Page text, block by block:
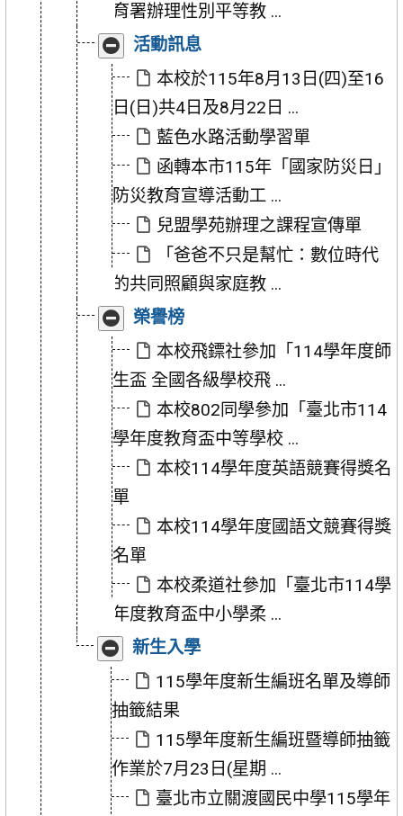
育署辦理性別平等教 ...
收
合
「活
動
訊
息」
展
開
「活
動
訊
息」
活動訊息
本校於115年8月13日(四)至16
日(日)共4日及8月22日 ...
藍色水路活動學習單
函轉本市115年「國家防災日」
防災教育宣導活動工 ...
兒盟學苑辦理之課程宣傳單
「爸爸不只是幫忙：數位時代
的共同照顧與家庭教 ...
收
合
「榮
譽
榜」
展
開
「榮
譽
榜」
榮譽榜
本校飛鏢社參加「114學年度師
生盃 全國各級學校飛 ...
本校802同學參加「臺北市114
學年度教育盃中等學校 ...
本校114學年度英語競賽得獎名
單
本校114學年度國語文競賽得獎
名單
本校柔道社參加「臺北市114學
年度教育盃中小學柔 ...
收
合
「新
生
入
學」
展
開
「新
生
入
學」
新生入學
115學年度新生編班名單及導師
抽籤結果
115學年度新生編班暨導師抽籤
作業於7月23日(星期 ...
臺北市立關渡國民中學115學年